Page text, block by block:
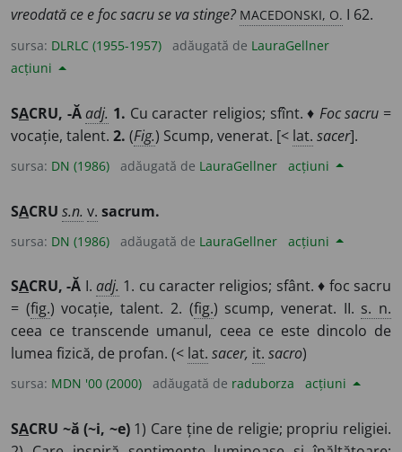
vreodată ce e foc sacru se va stinge? MACEDONSKI, O. I 62.
sursa: DLRLC (1955-1957) adăugată de LauraGellner
acțiuni
SACRU, -Ă adj. 1. Cu caracter religios; sfînt. ♦ Foc sacru =
vocație, talent. 2. (Fig.) Scump, venerat. [< lat. sacer].
sursa: DN (1986) adăugată de LauraGellner acțiuni
SACRU s.n. v. sacrum.
sursa: DN (1986) adăugată de LauraGellner acțiuni
SACRU, -Ă I.adj. 1. cu caracter religios; sfânt. ♦ foc sacru
= (fig.) vocație, talent. 2. (fig.) scump, venerat. II. s. n.
ceea ce transcende umanul, ceea ce este dincolo de
lumea fizică, de profan. (< lat. sacer, it. sacro)
sursa: MDN '00 (2000) adăugată de raduborza acțiuni
SACRU ~ă (~i, ~e)1) Care ține de religie; propriu religiei.